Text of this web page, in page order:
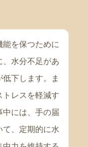
を保つために
水分不足があ
下します。ま
レスを軽減す
には、手の届
て、定期的に水